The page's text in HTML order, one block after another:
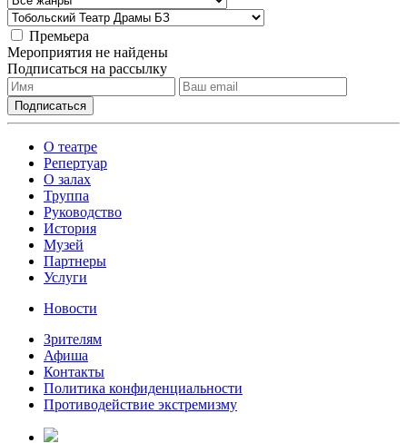
Премьера
Мероприятия не найдены
Подписаться на рассылку
О театре
Репертуар
О залах
Труппа
Руководство
История
Музей
Партнеры
Услуги
Новости
Зрителям
Афиша
Контакты
Политика конфиденциальности
Противодействие экстремизму